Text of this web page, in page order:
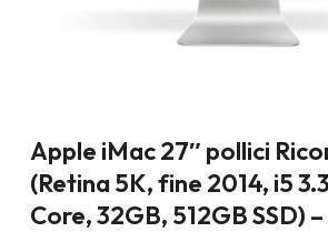
Apple iMac 27″ pollici
(Retina 5K, fine 2014, i5
Core, 32GB, 512GB SSD)